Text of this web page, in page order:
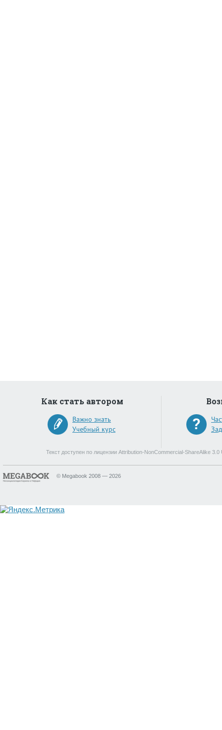
Как стать автором
Важно знать
Учебный курс
Текст доступен по лицензии Attribution-NonCommercial-ShareAlike
© Megabook 2008 — 2026